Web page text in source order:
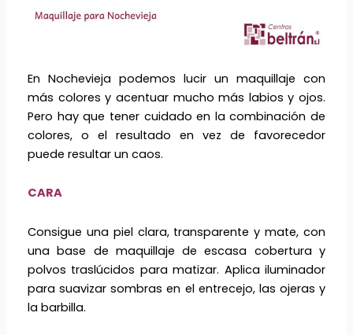
En Nochevieja podemos lucir un maquillaje con
más colores y acentuar mucho más labios y ojos.
Pero hay que tener cuidado en la combinación de
colores, o el resultado en vez de favorecedor
puede resultar un caos.
CARA
Consigue una piel clara, transparente y mate, con
una base de maquillaje de escasa cobertura y
polvos traslúcidos para matizar. Aplica iluminador
para suavizar sombras en el entrecejo, las ojeras y
la barbilla.